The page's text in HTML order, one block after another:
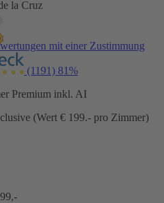
la Cruz
mit einer Zustimmung
(1191) 81%
Premium inkl. AI
(Wert € 199.- pro Zimmer)